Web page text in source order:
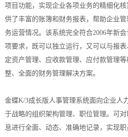
项目功能，实现企业各项业务的精细化
供了丰富的账簿和财务报表，帮助企业
务运营情况。该系统完全符合2006年新
项要求，既可以独立运行，又可以与报
定资产管理、应收款管理、应付款管理
整、全面的财务管理解决方案。
金蝶K/3成长版人事管理系统面向企业人
于战略的组织架构管理、职位管理。可
息进行全面、动态、准确地记录，实现